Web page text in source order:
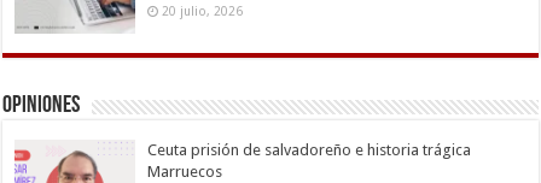
20 julio, 2026
Opiniones
Ceuta prisión de salvadoreño e historia trágica
Marruecos